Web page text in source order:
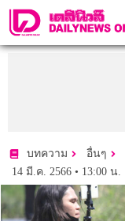
บทความ อื่นๆ
14 มี.ค. 2566 • 13:00 น.